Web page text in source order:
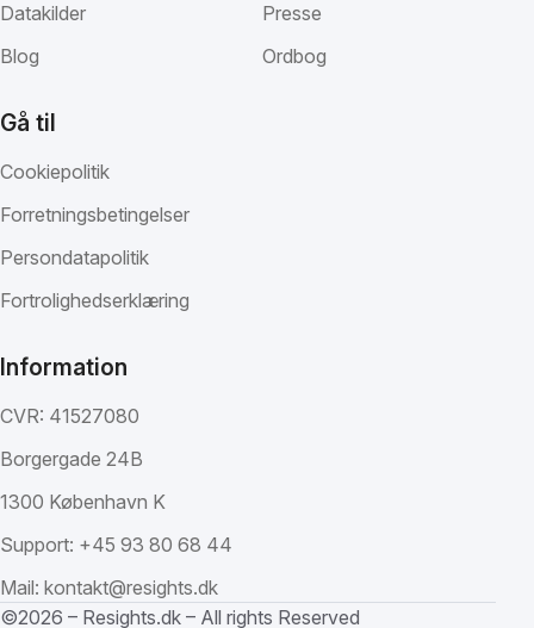
Datakilder
Blog
Presse
Ordbog
Gå til
Cookiepolitik
Forretningsbetingelser
Persondatapolitik
Fortrolighedserklæring
Information
CVR: 41527080
Borgergade 24B
1300 København K
Support: +45 93 80 68 44
Mail: kontakt@resights.dk
©2026 – Resights.dk – All rights Reserved